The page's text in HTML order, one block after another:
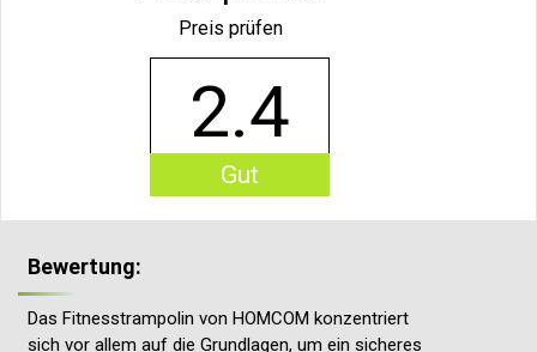
Preis prüfen
2.4
Gut
Bewertung:
Das Fitnesstrampolin von HOMCOM konzentriert
sich vor allem auf die Grundlagen, um ein sicheres